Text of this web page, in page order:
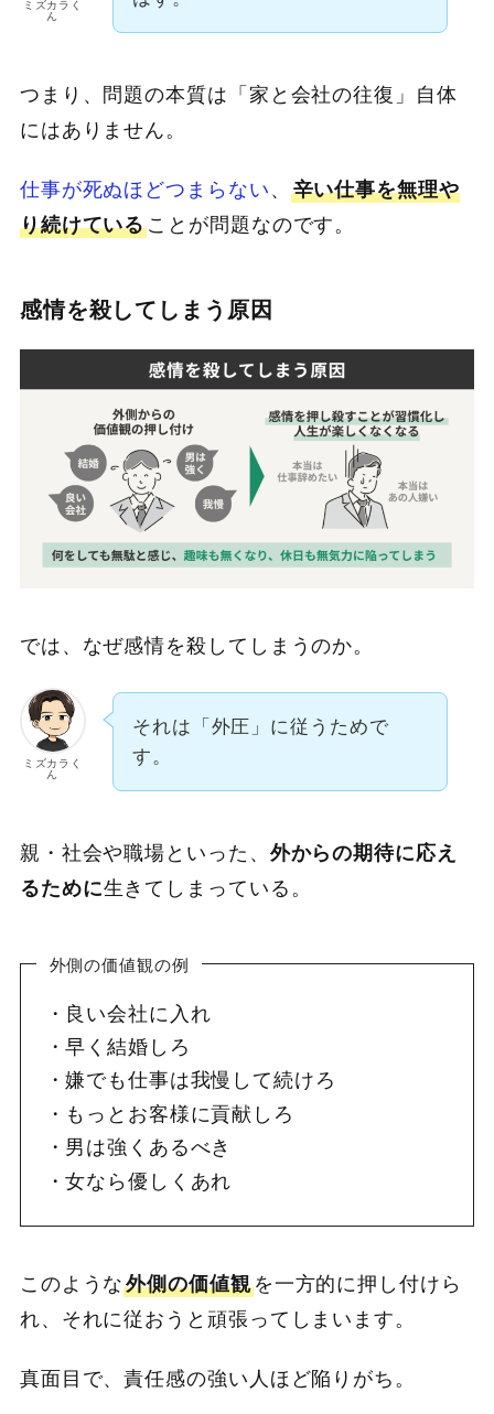
ミズカラく
ん
つまり、問題の本質は「家と会社の往復」自体
にはありません。
仕事が死ぬほどつまらない 、 辛い仕事を無理や
り続けていることが問題なのです。
感情を殺してしまう原因
では、なぜ感情を殺してしまうのか。
ミズカラく
ん
それは「外圧」に従うためで
す。
親・社会や職場といった、 外からの期待に応え
るために生きてしまっている。
外側の価値観の例
良い会社に入れ
早く結婚しろ
嫌でも仕事は我慢して続けろ
もっとお客様に貢献しろ
男は強くあるべき
女なら優しくあれ
このような外側の価値観を一方的に押し付けら
れ、それに従おうと頑張ってしまいます。
真面目で、責任感の強い人ほど陥りがち。